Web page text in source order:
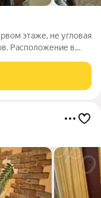
этаже, не угловая
Расположение в
прогулок и отдыха.